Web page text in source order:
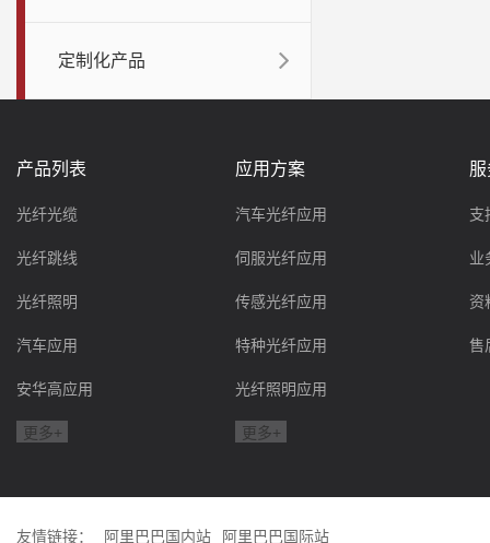
定制化产品
产品列表
光纤光缆
光纤跳线
光纤照明
汽车应用
安华高应用
更多+
应用方案
汽车光纤应用
伺服光纤应用
传感光纤应用
特种光纤应用
光纤照明应用
更多+
支
业
资
售
友情链接： 阿里巴巴国内站 阿里巴巴国际站